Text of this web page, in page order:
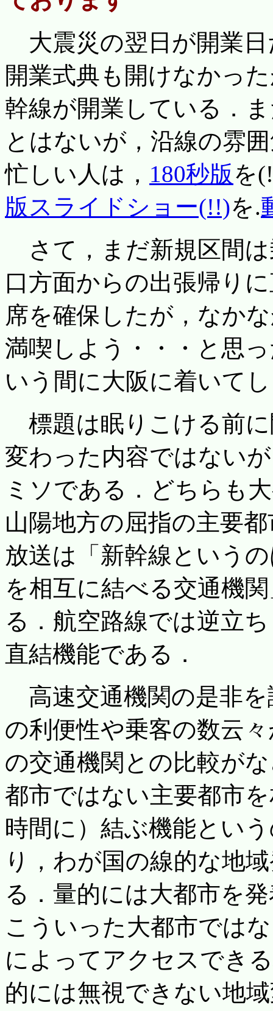
大震災の翌日が開業
開業式典も開けなかっ
幹線が開業している．
とはないが，沿線の雰
忙しい人は， 180秒版を
版スライドショー(!!)を.
さて，まだ新規区間
口方面からの出張帰り
席を確保したが，なか
満喫しよう・・・と思
いう間に大阪に着いて
標題は眠りこける前
変わった内容ではない
ミソである．どちらも
山陽地方の屈指の主要
放送は「新幹線という
を相互に結べる交通機
る．航空路線では逆立
直結機能である．
高速交通機関の是非
の利便性や乗客の数云
の交通機関との比較が
都市ではない主要都市
時間に）結ぶ機能とい
り，わが国の線的な地
る．量的には大都市を
こういった大都市では
によってアクセスでき
的には無視できない地